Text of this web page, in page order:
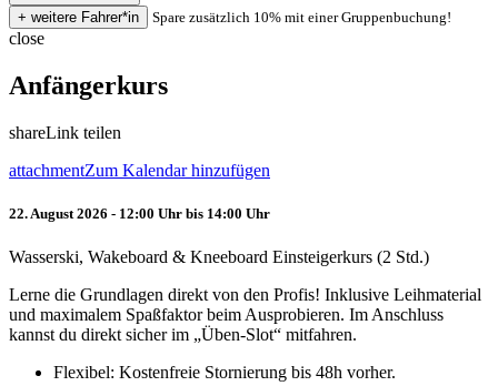
Spare zusätzlich 10% mit einer Gruppenbuchung!
close
Anfängerkurs
shareLink teilen
attachmentZum Kalendar hinzufügen
22. August 2026 - 12:00 Uhr bis 14:00 Uhr
Wasserski, Wakeboard & Kneeboard Einsteigerkurs (2 Std.)
Lerne die Grundlagen direkt von den Profis! Inklusive Leihmaterial
und maximalem Spaßfaktor beim Ausprobieren. Im Anschluss
kannst du direkt sicher im „Üben-Slot“ mitfahren.
Flexibel: Kostenfreie Stornierung bis 48h vorher.